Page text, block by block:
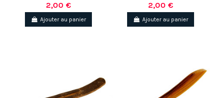
2,00 €
Ajouter au panier
2,00 €
Ajouter au panier